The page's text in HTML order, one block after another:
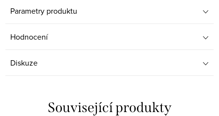
Parametry produktu
Hodnocení
Diskuze
Související produkty